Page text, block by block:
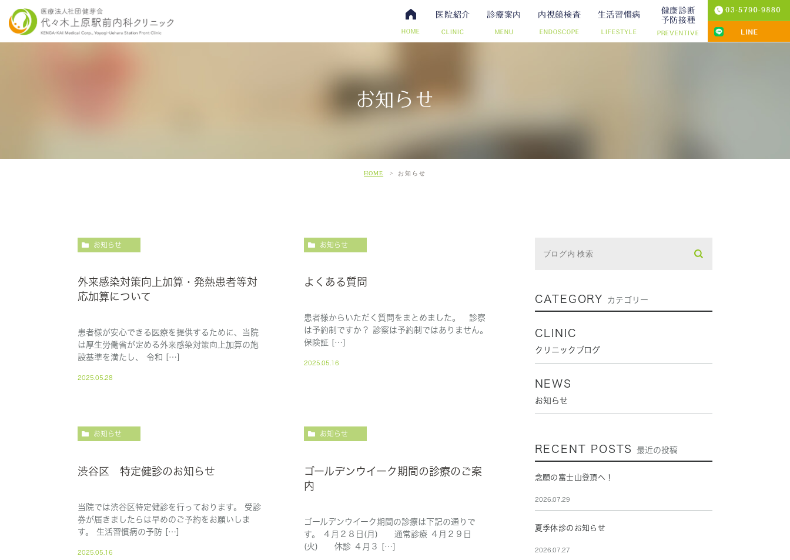
HOME
医院紹介
CLINIC
アクセス・診療時間 スタッフ募集
診療案内
MENU
内視鏡検査
ENDOSCOPE
日帰り手術（内視鏡的ポリープ切除）
生活習慣病
LIFESTYLE
健康診断
予防接種
PREVENTIVE
ワクチン・予防接種
お知らせ
HOME お知らせ
お知らせ
外来感染対策向上加算・発熱患者等対
応加算について
患者様が安心できる医療を提供するために、当院
は厚生労働省が定める外来感染対策向上加算の施
設基準を満たし、 令和 […]
2025.05.28
お知らせ
よくある質問
患者様からいただく質問をまとめました。 診察
は予約制ですか？ 診察は予約制ではありません。
保険証 […]
2025.05.16
お知らせ
渋谷区 特定健診のお知らせ
当院では渋谷区特定健診を行っております。 受診
券が届きましたらは早めのご予約をお願いしま
す。 生活習慣病の予防 […]
2025.05.16
お知らせ
ゴールデンウイーク期間の診療のご案
内
ゴールデンウイーク期間の診療は下記の通りで
す。 ４月２８日(月) 通常診療 ４月２９日
(火) 休診 ４月３ […]
CATEGORY カテゴリー
CLINIC
クリニックブログ
NEWS
お知らせ
RECENT POSTS 最近の投稿
念願の富士山登頂へ！
2026.07.29
夏季休診のお知らせ
2026.07.27